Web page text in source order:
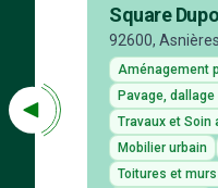
Square
92600,
Aménagement
Pavage,
Travaux et Soin
Mobilier urbain
Toitures et